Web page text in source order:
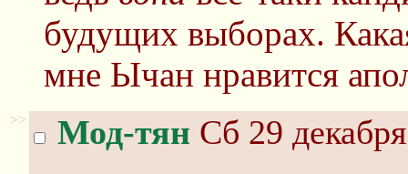
будущих выборах.
мне Ычан нравится
>> Мод-тян Сб 29